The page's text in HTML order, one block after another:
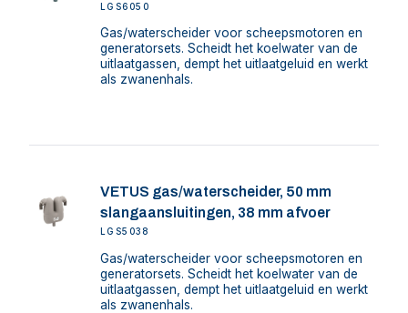
LGS6050
Gas/waterscheider voor scheepsmotoren en
generatorsets. Scheidt het koelwater van de
uitlaatgassen, dempt het uitlaatgeluid en werkt
als zwanenhals.
VETUS gas/waterscheider, 50 mm
slangaansluitingen, 38 mm afvoer
LGS5038
Gas/waterscheider voor scheepsmotoren en
generatorsets. Scheidt het koelwater van de
uitlaatgassen, dempt het uitlaatgeluid en werkt
als zwanenhals.